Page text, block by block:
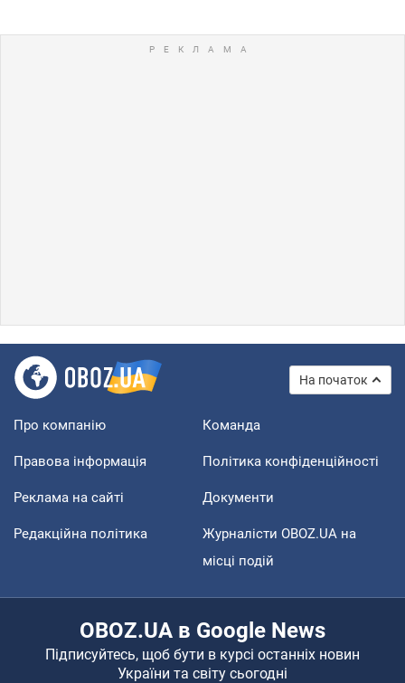
На початок
Про компанію Команда
Правова інформація Політика конфіденційності
Реклама на сайті Документи
Редакційна політика
Журналісти OBOZ.UA на
місці подій
OBOZ.UA в Google News
Підписуйтесь, щоб бути в курсі останніх новин
України та світу сьогодні